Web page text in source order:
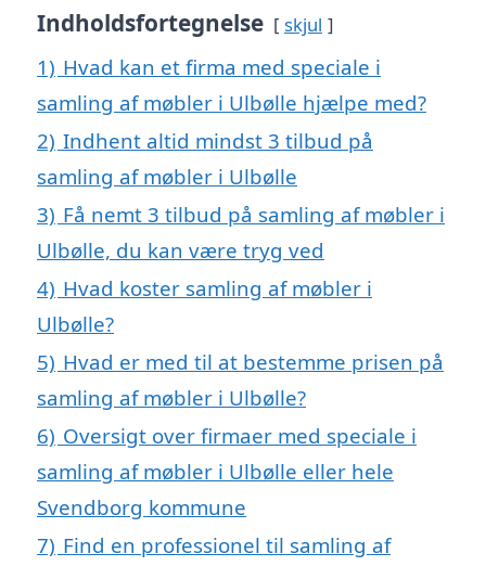
Indholdsfortegnelse skjul
1) Hvad kan et firma med speciale i
samling af møbler i Ulbølle hjælpe med?
2) Indhent altid mindst 3 tilbud på
samling af møbler i Ulbølle
3) Få nemt 3 tilbud på samling af møbler i
Ulbølle, du kan være tryg ved
4) Hvad koster samling af møbler i
Ulbølle?
5) Hvad er med til at bestemme prisen på
samling af møbler i Ulbølle?
6) Oversigt over firmaer med speciale i
samling af møbler i Ulbølle eller hele
Svendborg kommune
7) Find en professionel til samling af